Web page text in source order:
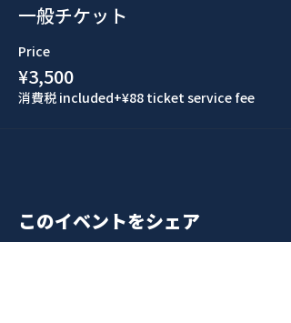
一般チケット
Price
¥3,500
消費税 included+¥88 ticket service fee
このイベントをシェア